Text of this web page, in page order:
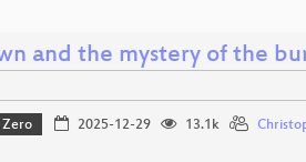
and the mystery of the
Zero 2025-12-29 13.1k